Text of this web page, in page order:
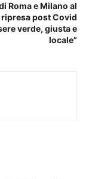
Roma e Milano al
ripresa post Covid
verde, giusta e
locale”